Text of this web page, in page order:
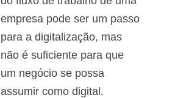
empresa pode ser um passo
para a digitalização, mas
não é suficiente para que
um negócio se possa
assumir como digital.